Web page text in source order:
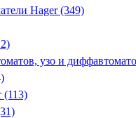
Hager (349)
узо и
(113)